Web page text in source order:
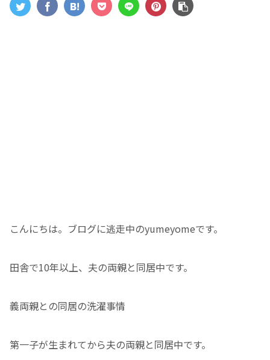
こんにちは。ブログに逃走中のyumeyomeです。
田舎で10年以上、夫の両親と同居中です。
義両親との同居の洗濯事情
第一子が生まれてから夫の両親と同居中です。